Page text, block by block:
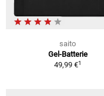
saito
Gel-Batterie
49,99 €1